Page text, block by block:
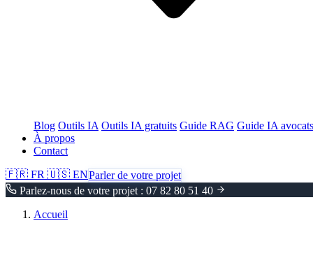
Blog Outils IA Outils IA gratuits Guide RAG Guide IA avocats
À propos
Contact
🇫🇷 FR 🇺🇸 ENParler de votre projet
Parlez-nous de votre projet : 07 82 80 51 40
Accueil